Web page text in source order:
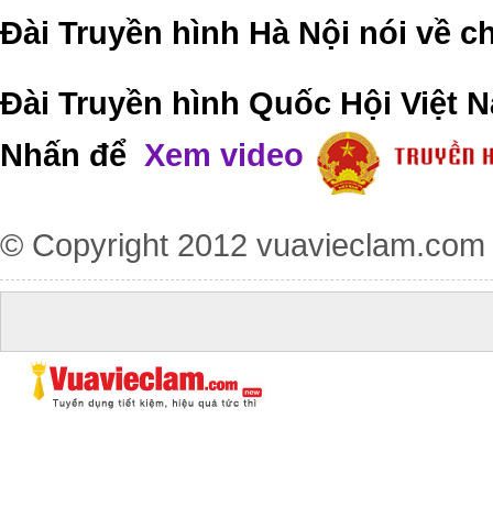
Đài Truyền hình Hà Nội nói về
Đài Truyền hình Quốc Hội Việt
Nhấn để Xem video
© Copyright 2012 vuavieclam.com